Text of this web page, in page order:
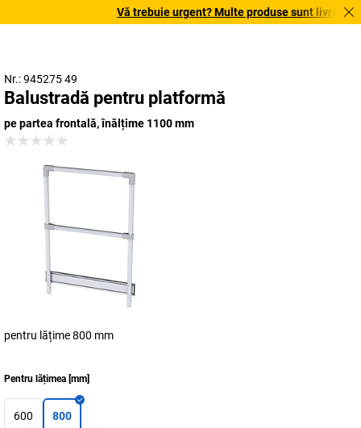
Vă trebuie urgent? Multe produse sunt livrate în
Nr.: 945275 49
Balustradă pentru platformă
pe partea frontală, înălțime 1100 mm
pentru lățime 800 mm
Pentru lățimea [mm]
600 800